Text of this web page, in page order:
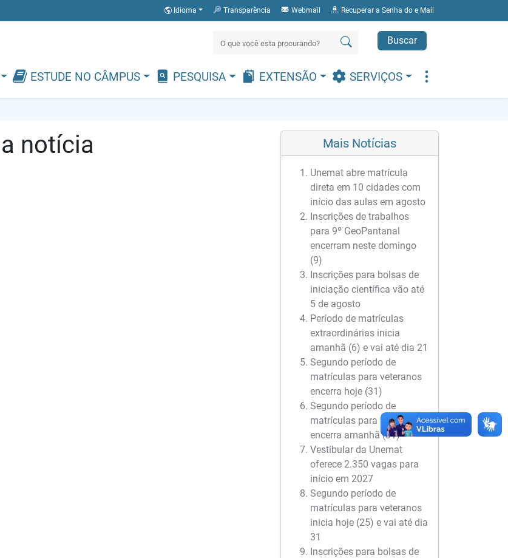
Idioma Transparência Webmail Recuperar a Senha do e Mail
Buscar
ESTUDE NO CÂMPUS PESQUISA EXTENSÃO SERVIÇOS
notícia Mais Notícias
Unemat abre matrícula
direta em 10 cidades com
início das aulas em agosto
Inscrições de trabalhos
para 9º GeoPantanal
encerram neste domingo
(9)
Inscrições para bolsas de
iniciação científica vão até
5 de agosto
Período de matrículas
extraordinárias inicia
amanhã (6) e vai até dia 21
Segundo período de
matrículas para veteranos
encerra hoje (31)
Segundo período de
matrículas para veteranos
encerra amanhã (31)
Vestibular da Unemat
oferece 2.350 vagas para
início em 2027
Segundo período de
matrículas para veteranos
inicia hoje (25) e vai até dia
31
Inscrições para bolsas de